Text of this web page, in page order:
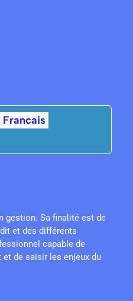
Francais
gestion. Sa finalité est de
et des différents
capable de
de saisir les enjeux du